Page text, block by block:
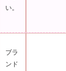
い。
ブラ
ンド